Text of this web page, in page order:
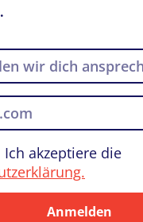
Ich akzeptiere die
Anmelden